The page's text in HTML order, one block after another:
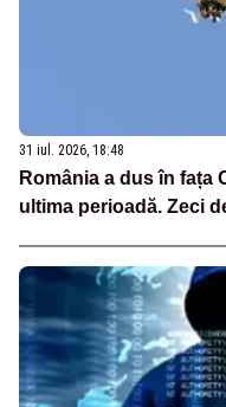
31 iul. 2026, 18:48
România a dus în fața
ultima perioadă. Zeci